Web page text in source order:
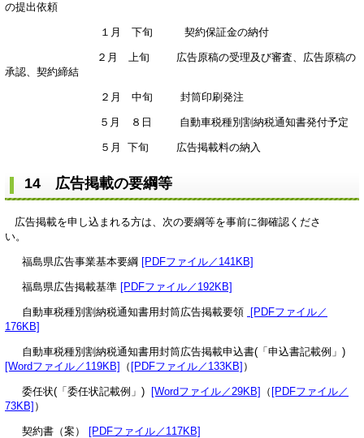
の提出依頼
１月 下旬 契約保証金の納付
２月 上旬 広告原稿の受理及び審査、広告原稿の
承認、契約締結
２月 中旬 封筒印刷発注
５月 ８日 自動車税種別割納税通知書発付予定
５月 下旬 広告掲載料の納入
14 広告掲載の要綱等
広告掲載を申し込まれる方は、次の要綱等を事前に御確認くださ
い。
福島県広告事業基本要綱 [PDFファイル／141KB]
福島県広告掲載基準 [PDFファイル／192KB]
自動車税種別割納税通知書用封筒広告掲載要領
[PDFファイル／
176KB]
自動車税種別割納税通知書用封筒広告掲載申込書(「申込書記載例」)
[Wordファイル／119KB]
（ [PDFファイル／133KB] ）
委任状(「委任状記載例」) [Wordファイル／29KB] （ [PDFファイル／
73KB] ）
契約書（案） [PDFファイル／117KB]